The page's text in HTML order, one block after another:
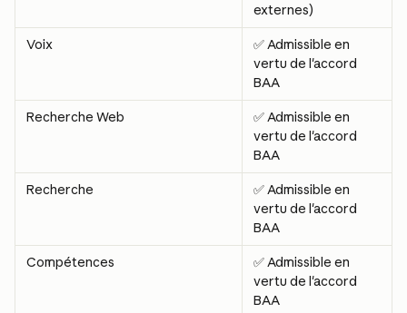
externes)
Voix
✅ Admissible en
vertu de l'accord
BAA
Recherche Web
✅ Admissible en
vertu de l'accord
BAA
Recherche
✅ Admissible en
vertu de l'accord
BAA
Compétences
✅ Admissible en
vertu de l'accord
BAA